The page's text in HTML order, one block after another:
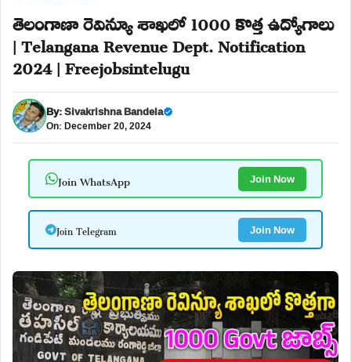
తెలంగాణా రెవిన్యూ శాఖలో 1000 కొత్త ఉద్యోగాలు
| Telangana Revenue Dept. Notification
2024 | Freejobsintelugu
By:Sivakrishna Bandela
On: December 20, 2024
Join WhatsApp Join Now
Join Telegram Join Now